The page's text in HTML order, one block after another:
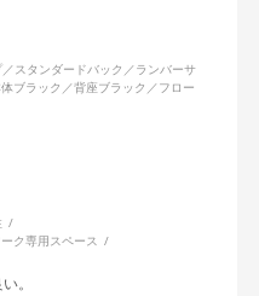
スタンダードバック／ランバーサ
ブラック／背座ブラック／フロー
ク専用スペース
。